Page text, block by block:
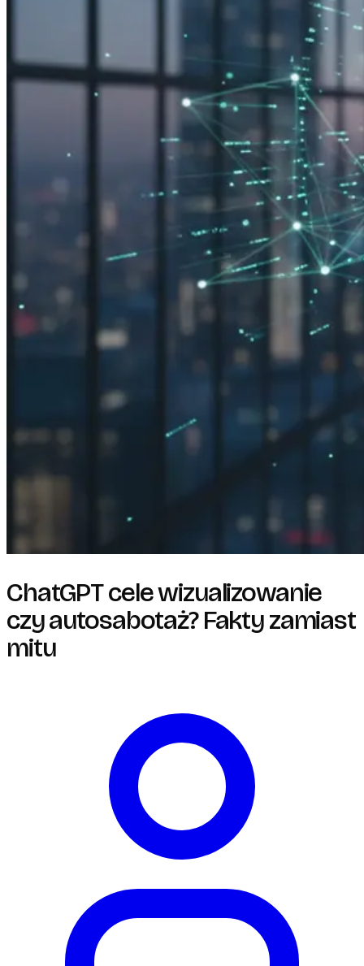
ChatGPT cele wizualizowanie
czy autosabotaż? Fakty zamiast
mitu